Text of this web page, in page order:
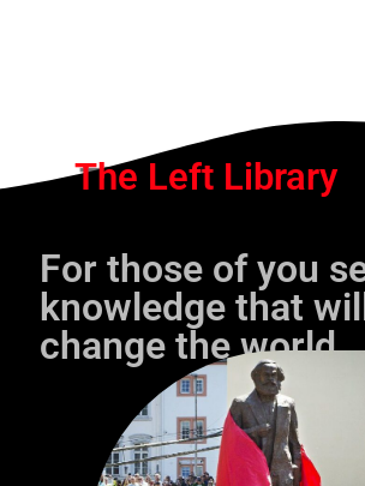
The Left Library
For those of you
knowledge that
change the world